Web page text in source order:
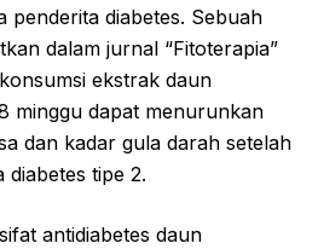
penderita diabetes. Sebuah
dalam jurnal “Fitoterapia”
ekstrak daun
minggu dapat menurunkan
dan kadar gula darah setelah
diabetes tipe 2.
antidiabetes daun